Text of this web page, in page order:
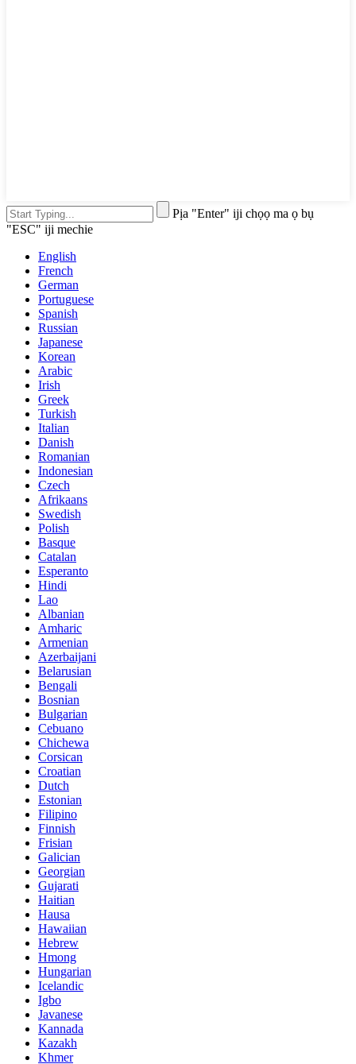
Pịa "Enter" iji chọọ ma ọ bụ
"ESC" iji mechie
English
French
German
Portuguese
Spanish
Russian
Japanese
Korean
Arabic
Irish
Greek
Turkish
Italian
Danish
Romanian
Indonesian
Czech
Afrikaans
Swedish
Polish
Basque
Catalan
Esperanto
Hindi
Lao
Albanian
Amharic
Armenian
Azerbaijani
Belarusian
Bengali
Bosnian
Bulgarian
Cebuano
Chichewa
Corsican
Croatian
Dutch
Estonian
Filipino
Finnish
Frisian
Galician
Georgian
Gujarati
Haitian
Hausa
Hawaiian
Hebrew
Hmong
Hungarian
Icelandic
Igbo
Javanese
Kannada
Kazakh
Khmer